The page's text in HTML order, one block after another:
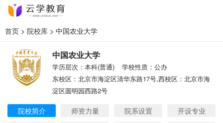
首页 > 院校库 > 中国农业大学
中国农业大学
学历层次：本科(普通)
学校性质：公办
东校区：北京市海淀区清华东路17号,西校区：北京市海
淀区圆明园西路2号
院校简介 师资力量 院系设置
开设专业